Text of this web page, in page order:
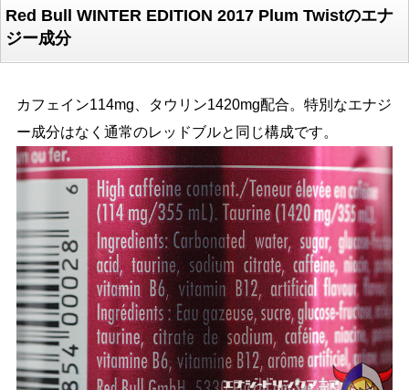
Red Bull WINTER EDITION 2017 Plum Twistのエナ
ジー成分
カフェイン114mg、タウリン1420mg配合。特別なエナジ
ー成分はなく通常のレッドブルと同じ構成です。